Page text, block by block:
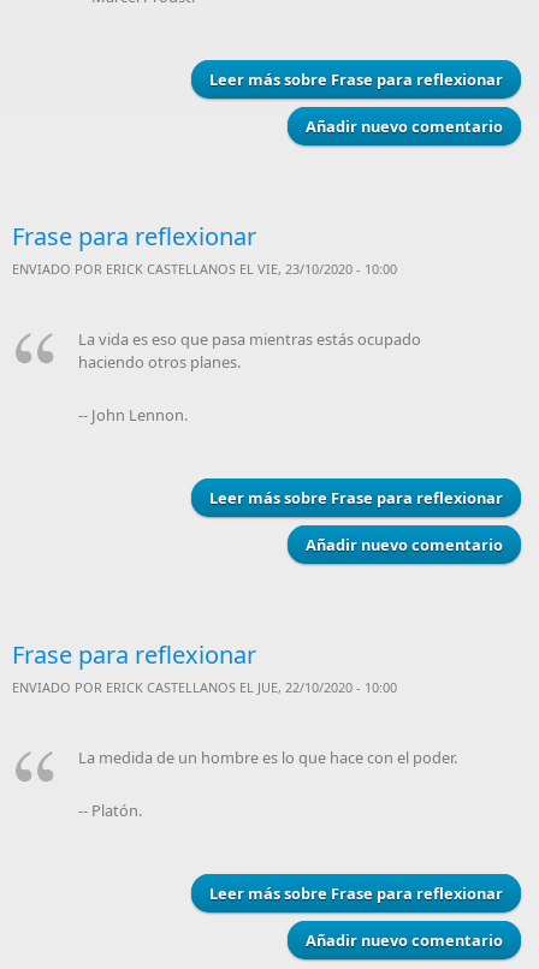
Leer mássobre Frase para reflexionar
Añadir nuevo comentario
Frase para reflexionar
ENVIADO POR ERICK CASTELLANOS EL VIE, 23/10/2020 - 10:00
La vida es eso que pasa mientras estás ocupado
haciendo otros planes.
-- John Lennon.
Leer mássobre Frase para reflexionar
Añadir nuevo comentario
Frase para reflexionar
ENVIADO POR ERICK CASTELLANOS EL JUE, 22/10/2020 - 10:00
La medida de un hombre es lo que hace con el poder.
-- Platón.
Leer mássobre Frase para reflexionar
Añadir nuevo comentario